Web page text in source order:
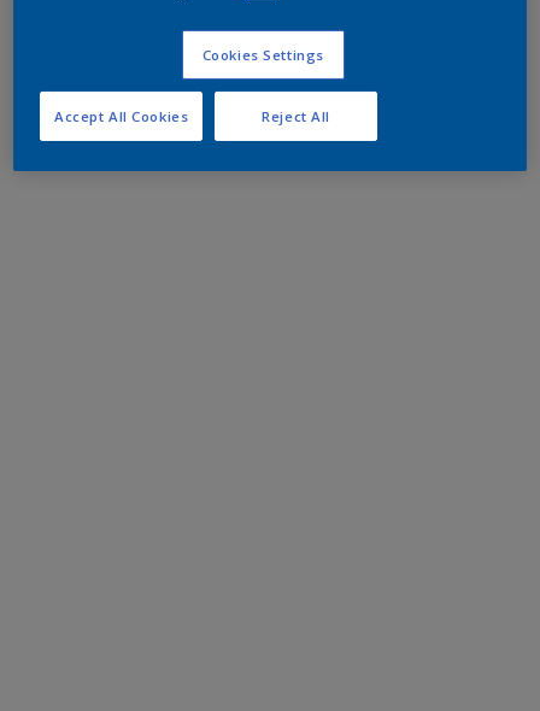
Cookies Settings
Reject All
Accept All Cookies